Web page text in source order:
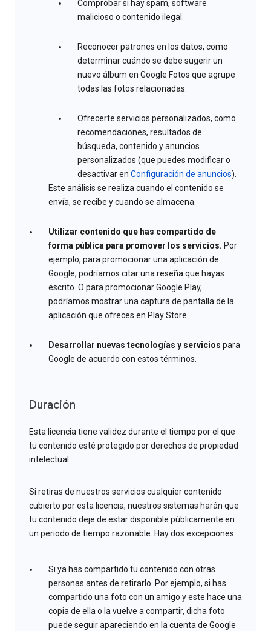
Comprobar si hay spam, software
malicioso o contenido ilegal.
Reconocer patrones en los datos, como
determinar cuándo se debe sugerir un
nuevo álbum en Google Fotos que agrupe
todas las fotos relacionadas.
Ofrecerte servicios personalizados, como
recomendaciones, resultados de
búsqueda, contenido y anuncios
personalizados (que puedes modificar o
desactivar en Configuración de anuncios).
Este análisis se realiza cuando el contenido se
envía, se recibe y cuando se almacena.
Utilizar contenido que has compartido de
forma pública para promover los servicios. Por
ejemplo, para promocionar una aplicación de
Google, podríamos citar una reseña que hayas
escrito. O para promocionar Google Play,
podríamos mostrar una captura de pantalla de la
aplicación que ofreces en Play Store.
Desarrollar nuevas tecnologías y servicios para
Google de acuerdo con estos términos.
Duración
Esta licencia tiene validez durante el tiempo por el que
tu contenido esté protegido por derechos de propiedad
intelectual.
Si retiras de nuestros servicios cualquier contenido
cubierto por esta licencia, nuestros sistemas harán que
tu contenido deje de estar disponible públicamente en
un periodo de tiempo razonable. Hay dos excepciones:
Si ya has compartido tu contenido con otras
personas antes de retirarlo. Por ejemplo, si has
compartido una foto con un amigo y este hace una
copia de ella o la vuelve a compartir, dicha foto
puede seguir apareciendo en la cuenta de Google